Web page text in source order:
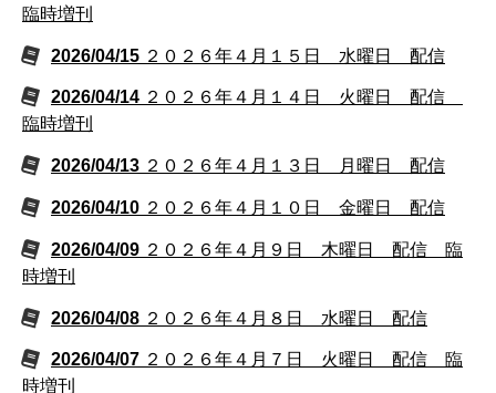
臨時増刊
2026/04/15 ２０２６年４月１５日 水曜日 配信
2026/04/14 ２０２６年４月１４日 火曜日 配信
臨時増刊
2026/04/13 ２０２６年４月１３日 月曜日 配信
2026/04/10 ２０２６年４月１０日 金曜日 配信
2026/04/09 ２０２６年４月９日 木曜日 配信 臨
時増刊
2026/04/08 ２０２６年４月８日 水曜日 配信
2026/04/07 ２０２６年４月７日 火曜日 配信 臨
時増刊